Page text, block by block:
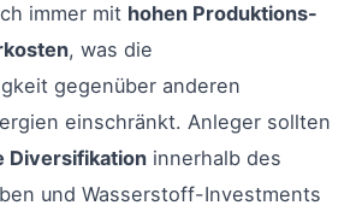
immer mit hohen Produktions-
, was die
gegenüber anderen
einschränkt. Anleger sollten
Diversifikation innerhalb des
und Wasserstoff-Investments